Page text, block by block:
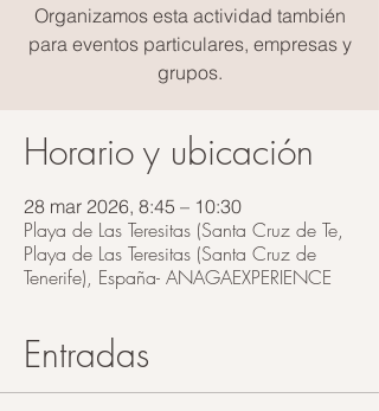
Organizamos esta actividad también
para eventos particulares, empresas y
grupos.
Horario y ubicación
28 mar 2026, 8:45 – 10:30
Playa de Las Teresitas (Santa Cruz de Te,
Playa de Las Teresitas (Santa Cruz de
Tenerife), España- ANAGAEXPERIENCE
Entradas